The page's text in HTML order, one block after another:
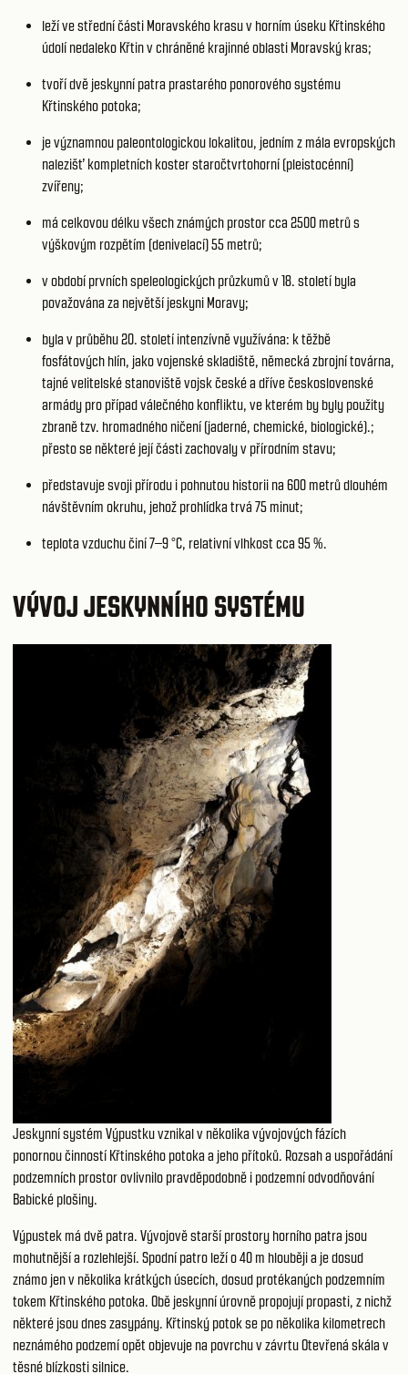
leží ve střední části Moravského krasu v horním úseku Křtinského
údolí nedaleko Křtin v chráněné krajinné oblasti Moravský kras;
tvoří dvě jeskynní patra prastarého ponorového systému
Křtinského potoka;
je významnou paleontologickou lokalitou, jedním z mála evropských
nalezišť kompletních koster staročtvrtohorní (pleistocénní)
zvířeny;
má celkovou délku všech známých prostor cca 2500 metrů s
výškovým rozpětím (denivelací) 55 metrů;
v období prvních speleologických průzkumů v 18. století byla
považována za největší jeskyni Moravy;
byla v průběhu 20. století intenzívně využívána: k těžbě
fosfátových hlín, jako vojenské skladiště, německá zbrojní továrna,
tajné velitelské stanoviště vojsk české a dříve československé
armády pro případ válečného konfliktu, ve kterém by byly použity
zbraně tzv. hromadného ničení (jaderné, chemické, biologické).;
přesto se některé její části zachovaly v přírodním stavu;
představuje svoji přírodu i pohnutou historii na 600 metrů dlouhém
návštěvním okruhu, jehož prohlídka trvá 75 minut;
teplota vzduchu činí 7–9 °C, relativní vlhkost cca 95 %.
VÝVOJ JESKYNNÍHO SYSTÉMU
Jeskynní systém Výpustku vznikal v několika vývojových fázích
ponornou činností Křtinského potoka a jeho přítoků. Rozsah a uspořádání
podzemních prostor ovlivnilo pravděpodobně i podzemní odvodňování
Babické plošiny.
Výpustek má dvě patra. Vývojově starší prostory horního patra jsou
mohutnější a rozlehlejší. Spodní patro leží o 40 m hlouběji a je dosud
známo jen v několika krátkých úsecích, dosud protékaných podzemním
tokem Křtinského potoka. Obě jeskynní úrovně propojují propasti, z nichž
některé jsou dnes zasypány. Křtinský potok se po několika kilometrech
neznámého podzemí opět objevuje na povrchu v závrtu Otevřená skála v
těsné blízkosti silnice.